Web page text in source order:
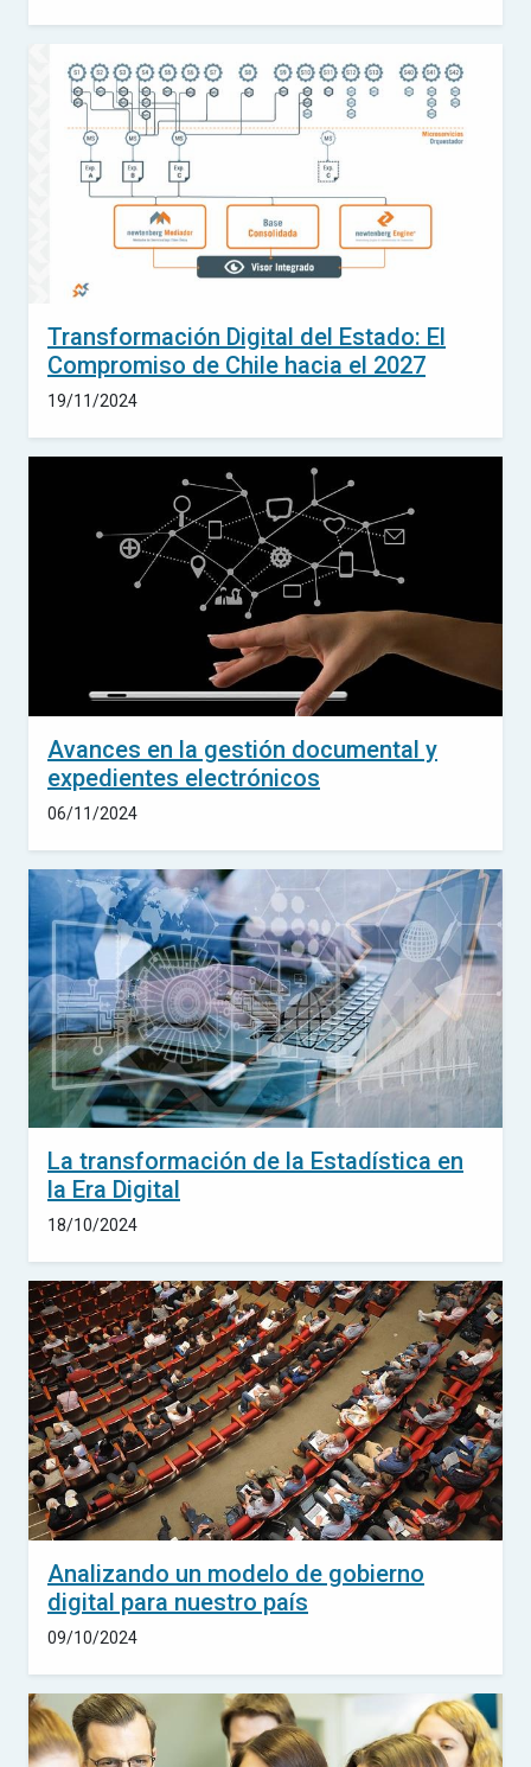
Transformación Digital del Estado: El
Compromiso de Chile hacia el 2027
19/11/2024
Avances en la gestión documental y
expedientes electrónicos
06/11/2024
La transformación de la Estadística en
la Era Digital
18/10/2024
Analizando un modelo de gobierno
digital para nuestro país
09/10/2024